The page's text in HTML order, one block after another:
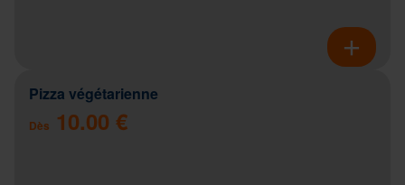
Pizza végétarienne
Dès 10.00 €